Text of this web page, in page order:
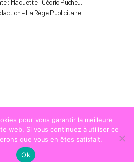
; Maquette : Cédric Pucheu.
–La Régie Publicitaire
LA STRADA
pour vous garantir la meilleure
web. Si vous continuez à utiliser ce
que vous en êtes satisfait.
Ok